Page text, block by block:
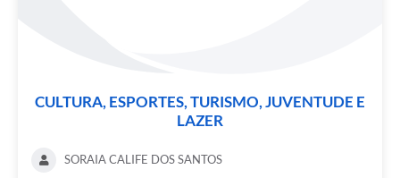
CULTURA, ESPORTES, TURISMO, JUVENTUDE E
LAZER
SORAIA CALIFE DOS SANTOS